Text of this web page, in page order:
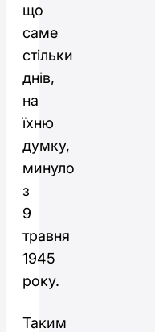
що
саме
стільки
днів,
на
їхню
думку,
минуло
з
9
травня
1945
року.
Таким